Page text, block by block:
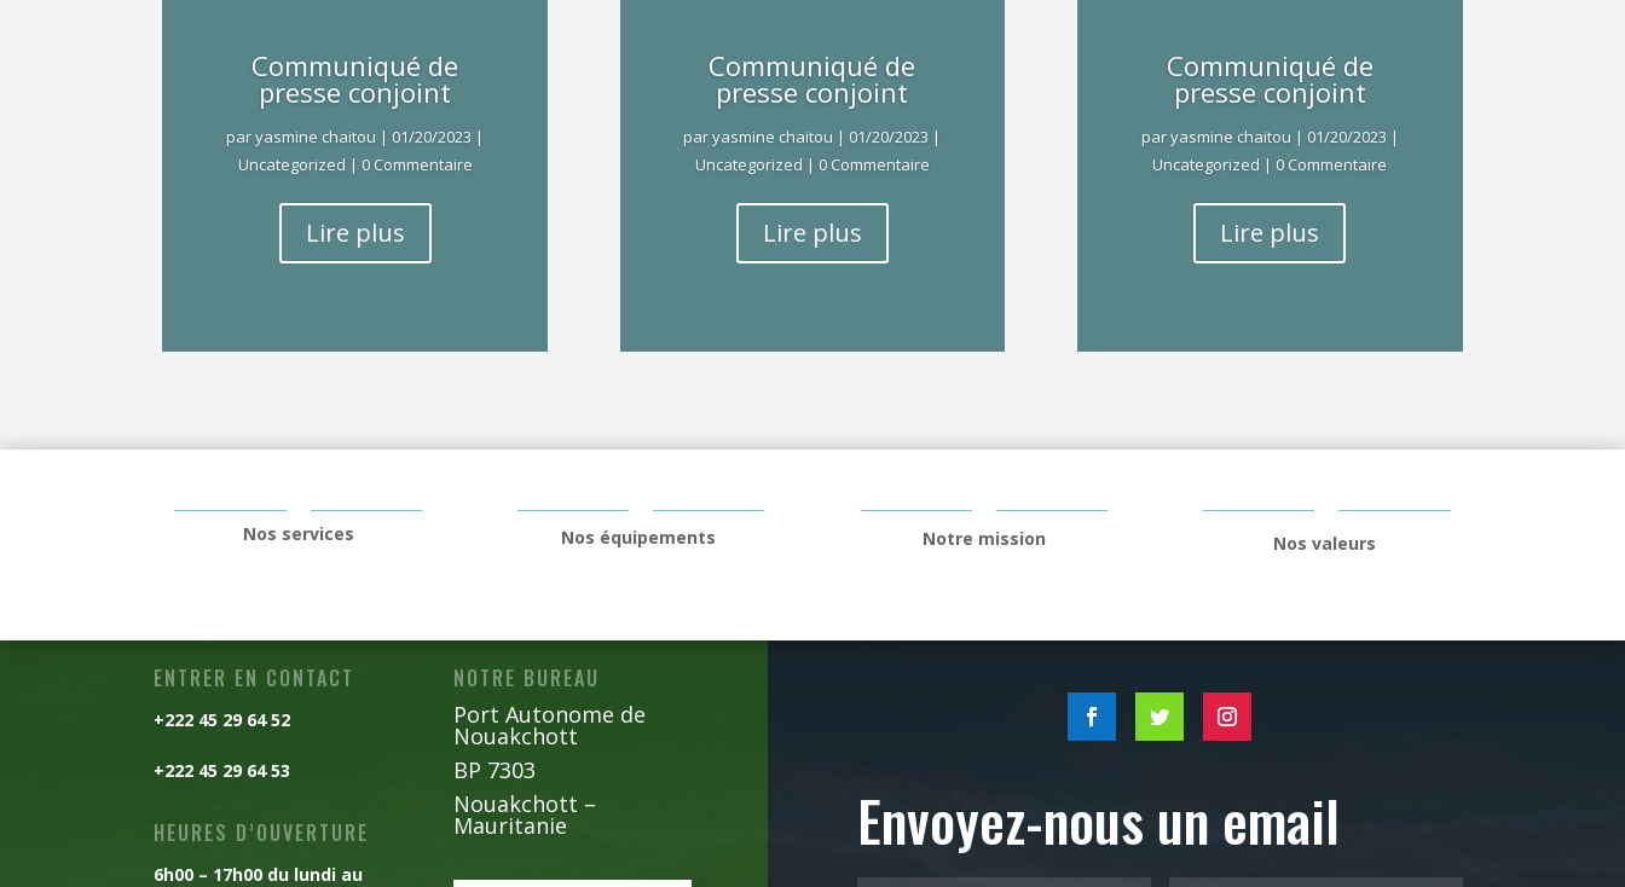
Communiqué de
presse conjoint
paryasmine chaitou | 01/20/2023 |
Uncategorized | 0 Commentaire
Lire plus
Communiqué de
presse conjoint
paryasmine chaitou | 01/20/2023 |
Uncategorized | 0 Commentaire
Lire plus
Communiqué de
presse conjoint
paryasmine chaitou | 01/20/2023 |
Uncategorized | 0 Commentaire
Lire plus
Nos services Nos équipements Notre mission Nos valeurs
ENTRER EN CONTACT
+222 45 29 64 52
+222 45 29 64 53
HEURES D’OUVERTURE
6h00 – 17h00 du lundi au
NOTRE BUREAU
Port Autonome de
Nouakchott
BP 7303
Nouakchott –
Mauritanie Envoyez-nous un email